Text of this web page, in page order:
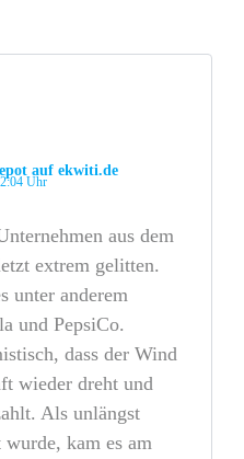
auf ekwiti.de
Uhr
aus dem
extrem gelitten.
unter anderem
und PepsiCo.
dass der Wind
wieder dreht und
Als unlängst
kam es am